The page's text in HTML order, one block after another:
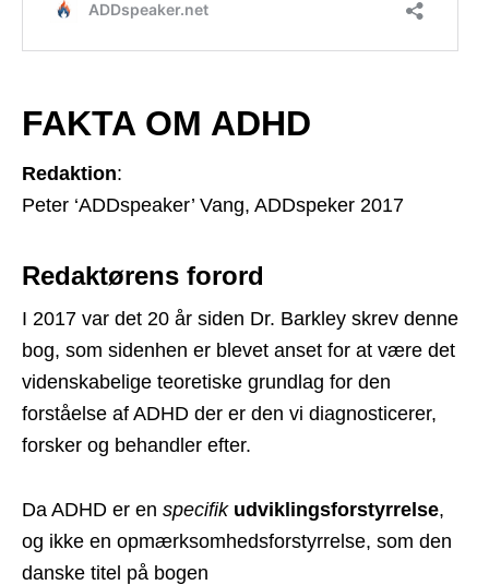
FAKTA OM ADHD
Redaktion:
Peter ‘ADDspeaker’ Vang, ADDspeker 2017
Redaktørens forord
I 2017 var det 20 år siden Dr. Barkley skrev denne
bog, som sidenhen er blevet anset for at være det
videnskabelige teoretiske grundlag for den
forståelse af ADHD der er den vi diagnosticerer,
forsker og behandler efter.
Da ADHD er en specifik udviklingsforstyrrelse,
og ikke en opmærksomhedsforstyrrelse, som den
danske titel på bogen